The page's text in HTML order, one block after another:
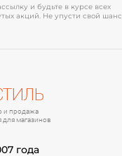
и будьте в курсе всех
акций. Не упусти свой шанс
и продажа
магазинов
года